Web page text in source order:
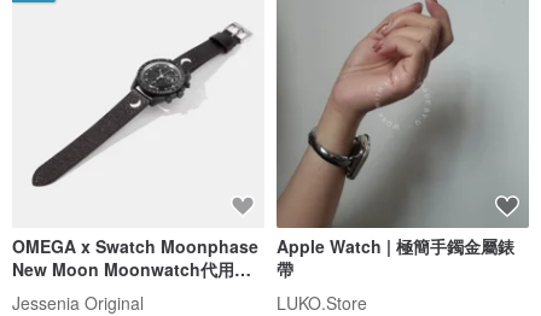
OMEGA x Swatch Moonphase
New Moon Moonwatch代用小
牛皮錶帶
Jessenia Original
Apple Watch | 極簡手鐲金屬錶
帶
LUKO.Store